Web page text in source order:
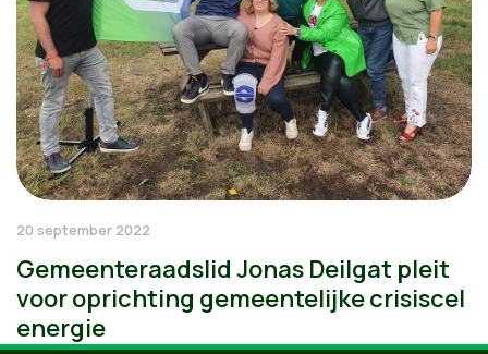
20 september 2022
Gemeenteraadslid Jonas Deilgat pleit
voor oprichting gemeentelijke crisiscel
energie